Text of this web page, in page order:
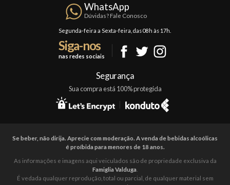
Trocas e Devoluções
Formas de Pagamento
WhatsApp
Dúvidas? Fale Conosco
Segunda-feira a Sexta-feira, das 08h às 17h.
Siga-nos
nas redes sociais
Segurança
Sua compra está 100% protegida
Se beber, não dirija. Aprecie com moderação. A venda de bebidas alcoólicas
é proíbida para menores de 18 anos.
As informações e imagens aqui veiculados são de propriedade exclusiva da
Famiglia Valduga
É vedada qualquer reprodução, total ou parcial, de qualquer material sem